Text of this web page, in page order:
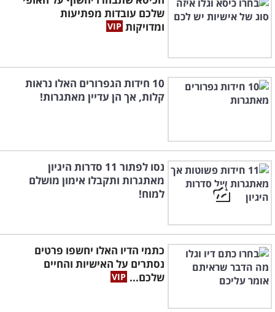
שלכם עובדות מפתיעות
ומדויקות
10 חידות הגפרורים האלו נראות
קלות, אך הן עדיין מאתגרות!
נסו לפתור 11 סדרות היגיון
מאתגרות ותקבלו אימון מושלם
למוח!
כתמי הדיו האלו יחשפו פרטים
נסתרים על האישיות והחיים
שלכם...